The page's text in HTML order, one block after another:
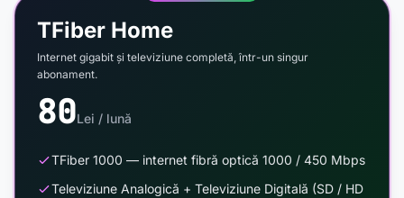
TFiber Home
Internet gigabit și televiziune completă, într-un singur
abonament.
80Lei / lună
TFiber 1000 — internet fibră optică 1000 / 450 Mbps
Televiziune Analogică + Televiziune Digitală (SD / HD